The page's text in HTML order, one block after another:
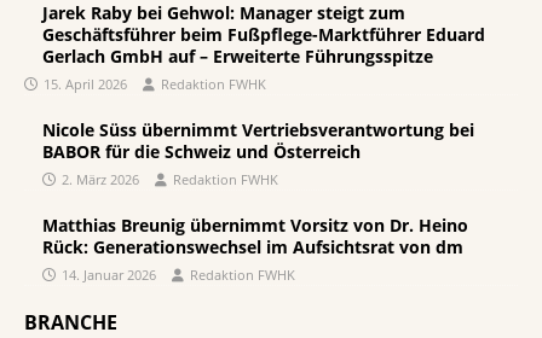
Jarek Raby bei Gehwol: Manager steigt zum
Geschäftsführer beim Fußpflege-Marktführer Eduard
Gerlach GmbH auf – Erweiterte Führungsspitze
15. April 2026 Redaktion FWHK
Nicole Süss übernimmt Vertriebsverantwortung bei
BABOR für die Schweiz und Österreich
2. März 2026 Redaktion FWHK
Matthias Breunig übernimmt Vorsitz von Dr. Heino
Rück: Generationswechsel im Aufsichtsrat von dm
14. Januar 2026 Redaktion FWHK
BRANCHE